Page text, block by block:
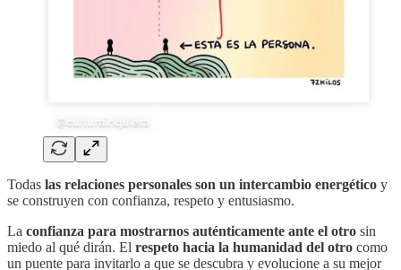
Todas las relaciones personales son un intercambio energético y
se construyen con confianza, respeto y entusiasmo.
La confianza para mostrarnos auténticamente ante el otro sin
miedo al qué dirán. El respeto hacia la humanidad del otro como
un puente para invitarlo a que se descubra y evolucione a su mejor